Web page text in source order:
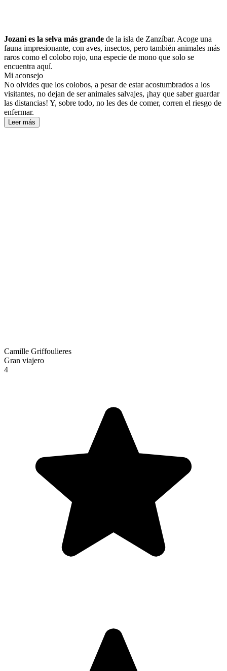
Jozani es la selva más grande de la isla de Zanzíbar. Acoge una
fauna impresionante, con aves, insectos, pero también animales más
raros como el colobo rojo, una especie de mono que solo se
encuentra aquí.
Mi aconsejo
No olvides que los colobos, a pesar de estar acostumbrados a los
visitantes, no dejan de ser animales salvajes, ¡hay que saber guardar
las distancias! Y, sobre todo, no les des de comer, corren el riesgo de
enfermar.
Leer más
Camille Griffoulieres
Gran viajero
4